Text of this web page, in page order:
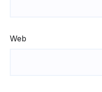
Web